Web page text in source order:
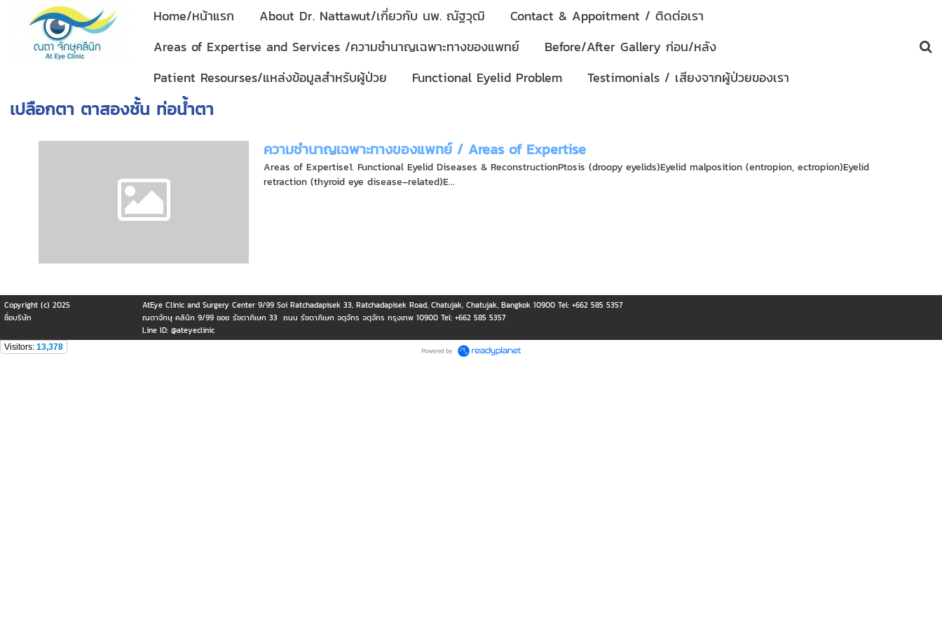
Home/หน้าแรก About Dr. Nattawut/เกี่ยวกับ นพ. ณัฐวุฒิ
Contact & Appoitment / ติดต่อเรา
Areas of Expertise and Services /ความชำนาญเฉพาะทางของแพทย์
Before/After Gallery ก่อน/หลัง
Patient Resourses/แหล่งข้อมูลสำหรับผู้ป่วย
Functional Eyelid Problem Testimonials / เสียงจากผู้ป่วยของเรา
เปลือกตา ตาสองชั้น ท่อน้ำตา
ความชำนาญเฉพาะทางของแพทย์ / Areas of Expertise
Areas of Expertise1. Functional Eyelid Diseases & ReconstructionPtosis (droopy eyelids)Eyelid malposition (entropion, ectropion)Eyelid
retraction (thyroid eye disease–related)E...
Copyright (c) 2025
AtEye Clinic and Surgery Center 9/99 Soi Ratchadapisek 33, Ratchadapisek Road, Chatujak, Chatujak, Bangkok 10900 Tel: +662 585 5357
ชื่อบริษัท
ณตาจักษุ คลินิก 9/99 ซอย รัชดาภิเษก 33 ถนน รัชดาภิเษก จตุจักร จตุจักร กรุงเทพ 10900 Tel: +662 585 5357
Line ID: @ateyeclinic
Visitors: 13,378